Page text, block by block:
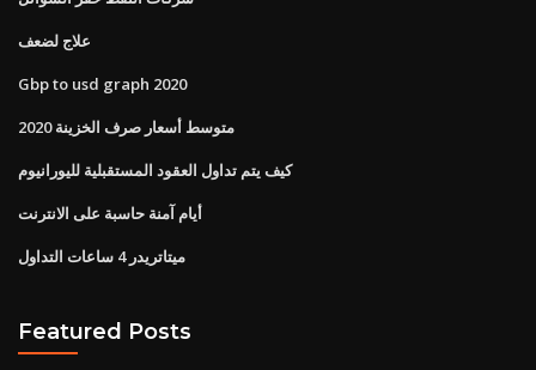
علاج لضعف
Gbp to usd graph 2020
متوسط ​​أسعار صرف الخزينة 2020
كيف يتم تداول العقود المستقبلية لليورانيوم
أيام آمنة حاسبة على الانترنت
ميتاتريدر 4 ساعات التداول
Featured Posts